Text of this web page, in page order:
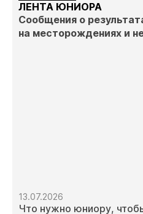
ЛЕНТА ЮНИОРА
Сообщения о
на месторождениях и
13.07.2026
Что нужно юниору,